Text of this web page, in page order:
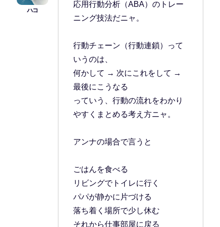
応用行動分析（ABA）のトレー
ニング技法だニャ。
行動チェーン（行動連鎖）って
いうのは、
何かして → 次にこれをして →
最後にこうなる
っていう、行動の流れをわかり
やすくまとめる考え方ニャ。
アンナの場合で言うと
ごはんを食べる
リビングでトイレに行く
パパが静かに片づける
落ち着く場所で少し休む
それから仕事部屋に戻る